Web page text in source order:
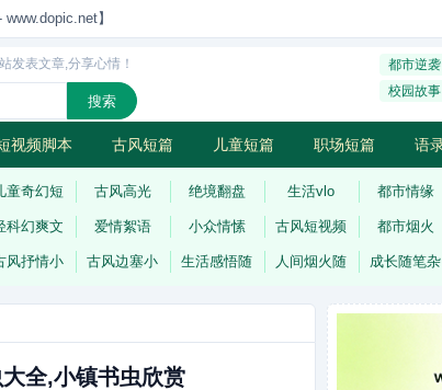
】
发表文章,分享心情！ 都市逆袭
校园故事
视频脚本 古风短篇 儿童短篇 职场短篇 语
童奇幻短 古风高光 绝境翻盘 生活vlo 都市情缘
科幻爽文 爱情絮语 小众情愫 古风短视频 都市烟火
风抒情小 古风边塞小 生活感悟随 人间烟火随 成长随笔杂
全,小镇书虫欣赏